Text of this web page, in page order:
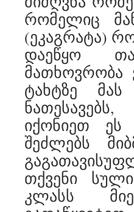
რომელიც
(ეკაგრატა)
დაეწყო
მათხოვრობა
ტახტზე
იქონიეთ
შეძლებს
თქვენი
კლასს